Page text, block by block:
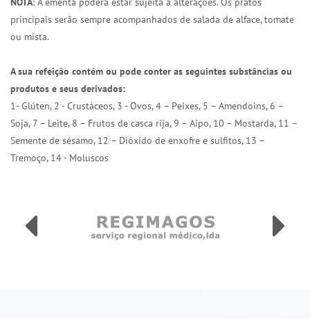
principais serão sempre acompanhados de salada de alface, tomate
ou mista.
A sua refeição contém ou pode conter as seguintes substâncias ou
produtos e seus derivados:
1- Glúten, 2 - Crustáceos, 3 - Ovos, 4 – Peixes, 5 – Amendoins, 6 –
Soja, 7 – Leite, 8 – Frutos de casca rija, 9 – Aipo, 10 – Mostarda, 11 –
Semente de sésamo, 12 – Dióxido de enxofre e sulfitos, 13 –
Tremoço, 14 - Moluscos